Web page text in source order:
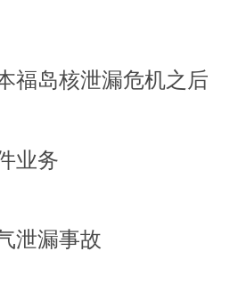
岛核泄漏危机之后
业务
泄漏事故